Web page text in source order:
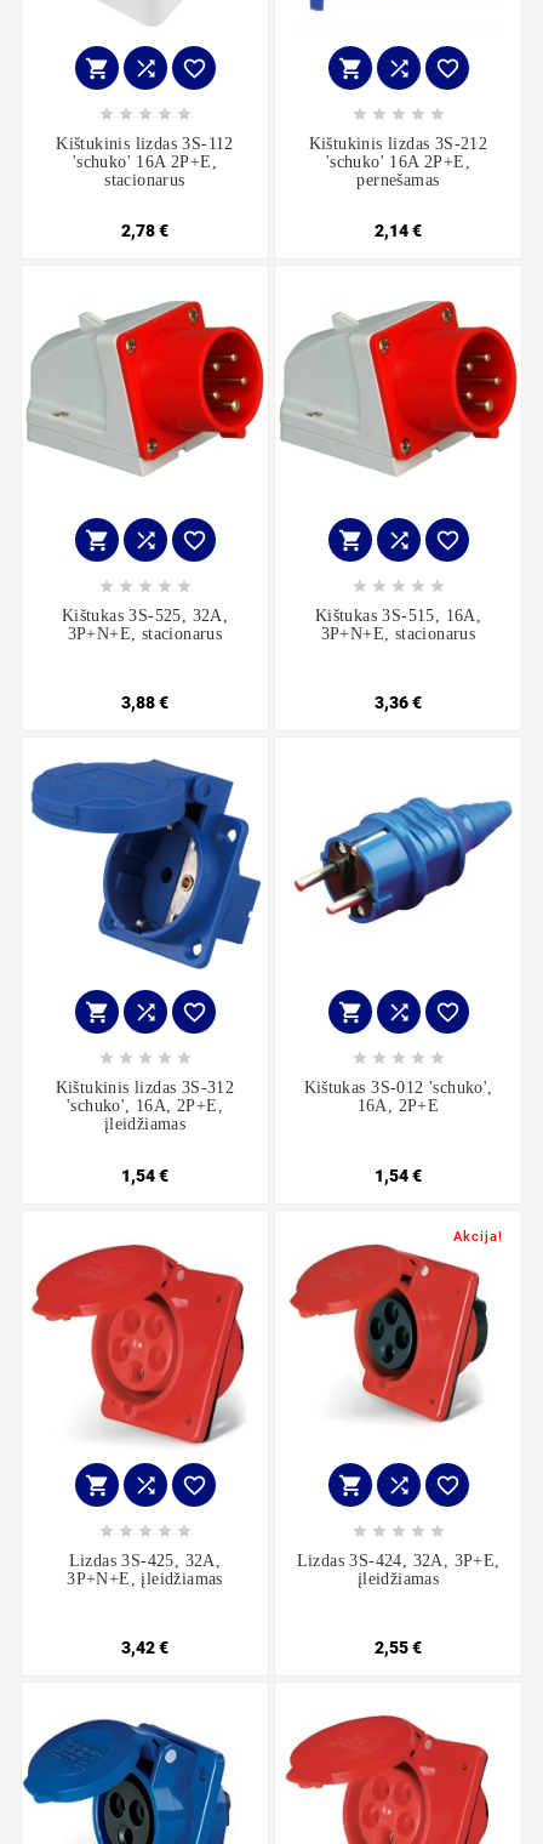
  
    
Kištukinis lizdas 3S-112
'schuko' 16A 2P+E,
stacionarus
2,78 €
  
    
Kištukinis lizdas 3S-212
'schuko' 16A 2P+E,
pernešamas
2,14 €
  
    
Kištukas 3S-525, 32A,
3P+N+E, stacionarus
3,88 €
  
    
Kištukas 3S-515, 16A,
3P+N+E, stacionarus
3,36 €
  
    
Kištukinis lizdas 3S-312
'schuko', 16A, 2P+E,
įleidžiamas
1,54 €
  
    
Kištukas 3S-012 'schuko',
16A, 2P+E
1,54 €
  
    
Lizdas 3S-425, 32A,
3P+N+E, įleidžiamas
3,42 €
Akcija!
  
    
Lizdas 3S-424, 32A, 3P+E,
įleidžiamas
2,55 €